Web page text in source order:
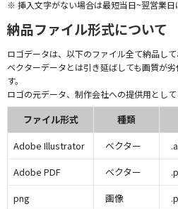
※ 挿入文字がない場合は最短当日~翌営業日
納品ファイル形式について
ロゴデータは、以下のファイル全て納品して
ベクターデータとは引き延ばしても画質が
す。
ロゴの元データ、制作会社への提供用として
ファイル形式 種類
Adobe Illustrator
ベクター
Adobe PDF
ベクター
png
画像